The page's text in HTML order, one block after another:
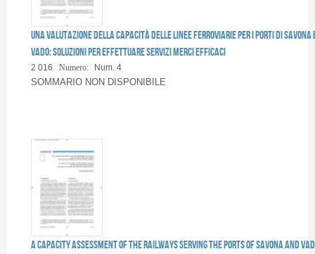
Una valutazione della capacità delle linee ferroviarie per i porti di Savona
Vado: soluzioni per effettuare servizi merci efficaci
2 016 Numero: Num. 4
SOMMARIO NON DISPONIBILE
A capacity assessment of the railways serving the ports of Savona and